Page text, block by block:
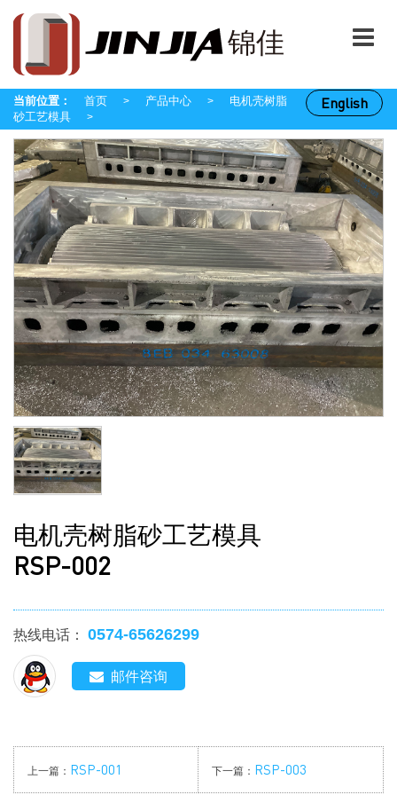
English
当前位置： 首页 > 产品中心 >
电机壳树脂
砂工艺模具
>
电机壳树脂砂工艺模具
RSP-002
热线电话： 0574-65626299
邮件咨询
上一篇： RSP-001 下一篇： RSP-003